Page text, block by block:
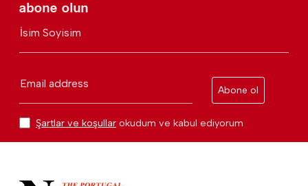
abone olun
İsim Soyisim
Email address
Abone ol
Şartlar ve koşullar okudum ve kabul ediyorum